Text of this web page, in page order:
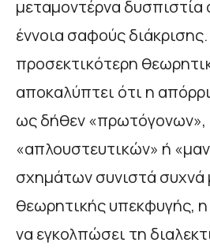
μεταμοντέρνα δυσπιστία
έννοια σαφούς
προσεκτικότερη
αποκαλύπτει ότι η
ως δήθεν «πρωτόγονων»,
«απλουστευτικών» ή
σχημάτων συνιστά συχνά
θεωρητικής υπεκφυγής,
να εγκολπώσει τη